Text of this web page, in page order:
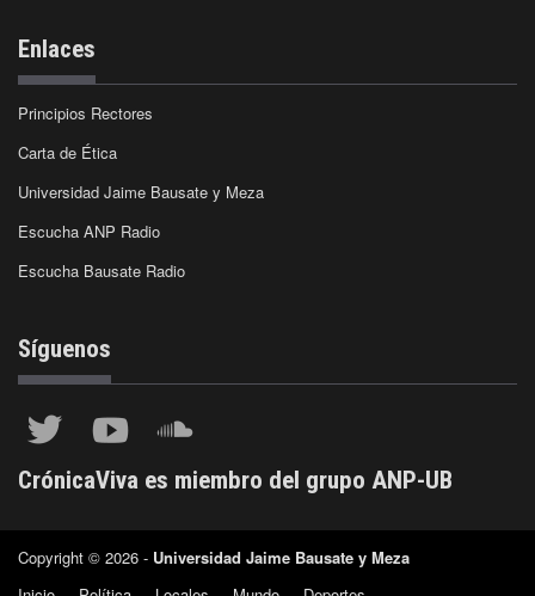
Enlaces
Principios Rectores
Carta de Ética
Universidad Jaime Bausate y Meza
Escucha ANP Radio
Escucha Bausate Radio
Síguenos
CrónicaViva es miembro del grupo ANP-UB
Copyright © 2026 - Universidad Jaime Bausate y Meza